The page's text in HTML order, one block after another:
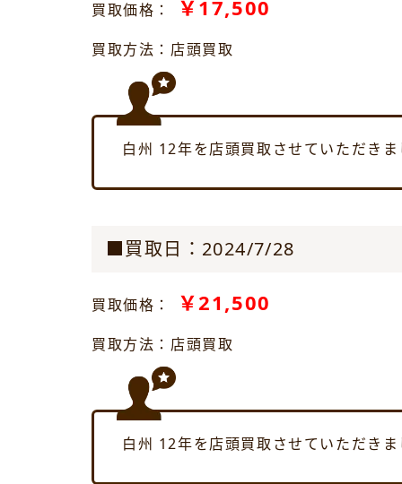
買取価格： ￥17,500
買取方法：店頭買取
白州 12年を店頭買取させていただき
■買取日：2024/7/28
買取価格： ￥21,500
買取方法：店頭買取
白州 12年を店頭買取させていただき